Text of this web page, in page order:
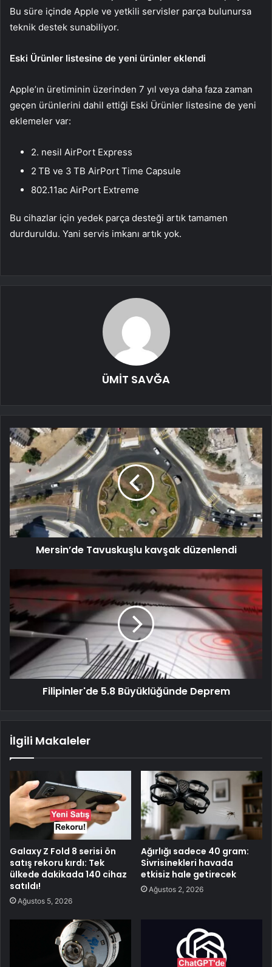
Bu süre içinde Apple ve yetkili servisler parça bulunursa
teknik destek sunabiliyor.
Eski Ürünler listesine de yeni ürünler eklendi
Apple’ın üretiminin üzerinden 7 yıl veya daha faza zaman
geçen ürünlerini dahil ettiği Eski Ürünler listesine de yeni
eklemeler var:
2. nesil AirPort Express
2 TB ve 3 TB AirPort Time Capsule
802.11ac AirPort Extreme
Bu cihazlar için yedek parça desteği artık tamamen
durduruldu. Yani servis imkanı artık yok.
ÜMİT SAVĞA
Mersin’de Tavuskuşlu kavşak düzenlendi
Filipinler'de 5.8 Büyüklüğünde Deprem
İlgili Makaleler
Galaxy Z Fold 8 serisi ön
satış rekoru kırdı: Tek
ülkede dakikada 140 cihaz
satıldı!
Ağustos 5, 2026
Ağırlığı sadece 40 gram:
Sivrisinekleri havada
etkisiz hale getirecek
Ağustos 2, 2026